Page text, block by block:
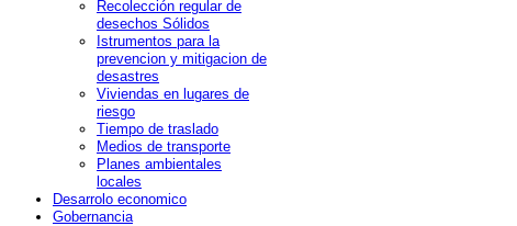
Recolección regular de
desechos Sólidos
Istrumentos para la
prevencion y mitigacion de
desastres
Viviendas en lugares de
riesgo
Tiempo de traslado
Medios de transporte
Planes ambientales
locales
Desarrolo economico
Gobernancia